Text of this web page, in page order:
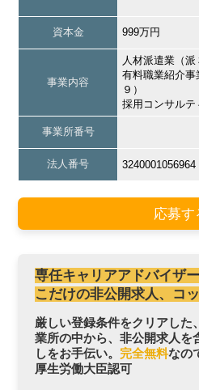
資本金 999万円
事業内容
人材派遣業（派
有料職業紹介事
９）
採用コンサル
事業所番号
法人番号 3240001056964
応募す
専任キャリアアドバイザ
こだけの非公開求人、コ
厳しい登録条件をクリアした
業所の中から、非公開求人を
しをお手伝い。 完全無料なの
厚生労働大臣認可